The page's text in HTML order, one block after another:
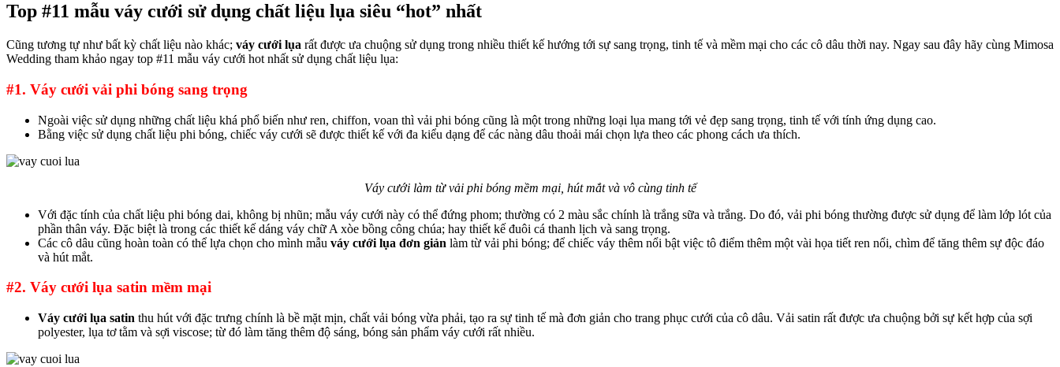
Top #11 mẫu váy cưới sử dụng chất liệu lụa siêu “hot” nhất
Cũng tương tự như bất kỳ chất liệu nào khác; váy cưới lụa rất được ưa chuộng sử dụng trong nhiều thiết kế hướng tới sự sang trọng, tinh tế và mềm mại cho các cô dâu thời nay. Ngay sau đây hãy cùng Mimosa
Wedding tham khảo ngay top #11 mẫu váy cưới hot nhất sử dụng chất liệu lụa:
#1. Váy cưới vải phi bóng sang trọng
Ngoài việc sử dụng những chất liệu khá phổ biến như ren, chiffon, voan thì vải phi bóng cũng là một trong những loại lụa mang tới vẻ đẹp sang trọng, tinh tế với tính ứng dụng cao.
Bằng việc sử dụng chất liệu phi bóng, chiếc váy cưới sẽ được thiết kế với đa kiểu dạng để các nàng dâu thoải mái chọn lựa theo các phong cách ưa thích.
Váy cưới làm từ vải phi bóng mềm mại, hút mắt và vô cùng tinh tế
Với đặc tính của chất liệu phi bóng dai, không bị nhũn; mẫu váy cưới này có thể đứng phom; thường có 2 màu sắc chính là trắng sữa và trắng. Do đó, vải phi bóng thường được sử dụng để làm lớp lót của
phần thân váy. Đặc biệt là trong các thiết kế dáng váy chữ A xòe bồng công chúa; hay thiết kế đuôi cá thanh lịch và sang trọng.
Các cô dâu cũng hoàn toàn có thể lựa chọn cho mình mẫu váy cưới lụa đơn giản làm từ vải phi bóng; để chiếc váy thêm nổi bật việc tô điểm thêm một vài họa tiết ren nổi, chìm để tăng thêm sự độc đáo
và hút mắt.
#2. Váy cưới lụa satin mềm mại
Váy cưới lụa satin thu hút với đặc trưng chính là bề mặt mịn, chất vải bóng vừa phải, tạo ra sự tinh tế mà đơn giản cho trang phục cưới của cô dâu. Vải satin rất được ưa chuộng bởi sự kết hợp của sợi
polyester, lụa tơ tằm và sợi viscose; từ đó làm tăng thêm độ sáng, bóng sản phẩm váy cưới rất nhiều.